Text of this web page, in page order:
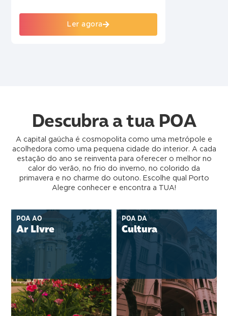
Ler agora
Descubra a tua POA
A capital gaúcha é cosmopolita como uma metrópole e
acolhedora como uma pequena cidade do interior. A cada
estação do ano se reinventa para oferecer o melhor no
calor do verão, no frio do inverno, no colorido da
primavera e no charme do outono. Escolhe qual Porto
Alegre conhecer e encontra a TUA!
POA AO
Ar Livre
POA DA
Cultura